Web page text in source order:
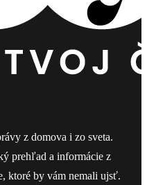
z domova i zo sveta.
prehľad a informácie z
ktoré by vám nemali ujsť.